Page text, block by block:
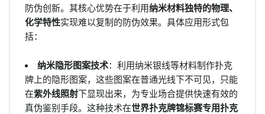
防伪创新。其核心优势在于利用纳米材料独特的物理、
化学特性实现难以复制的防伪效果。具体应用形式包
括：
纳米隐形图案技术：利用纳米银线等材料制作扑克
牌上的隐形图案，这些图案在普通光线下不可见，只能
在紫外线照射下显现出来，为专业场合提供快速有效的
真伪鉴别手段。这种技术在世界扑克牌锦标赛专用扑克